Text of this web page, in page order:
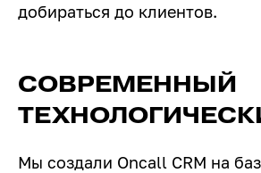
добираться до клиентов.
СОВРЕМЕННЫЙ
Мы создали Oncall CRM на